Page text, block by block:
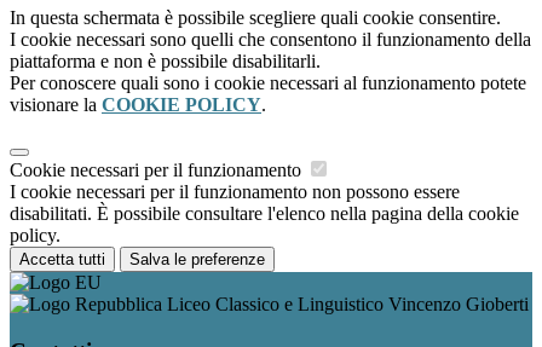
In questa schermata è possibile scegliere quali cookie consentire.
I cookie necessari sono quelli che consentono il funzionamento della
piattaforma e non è possibile disabilitarli.
Per conoscere quali sono i cookie necessari al funzionamento potete
visionare la COOKIE POLICY.
Cookie necessari per il funzionamento
I cookie necessari per il funzionamento non possono essere
disabilitati. È possibile consultare l'elenco nella pagina della cookie
policy.
Accetta tutti Salva le preferenze
Liceo Classico e Linguistico Vincenzo Gioberti